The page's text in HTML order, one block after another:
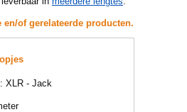
of gerelateerde producten.
XLR - Jack